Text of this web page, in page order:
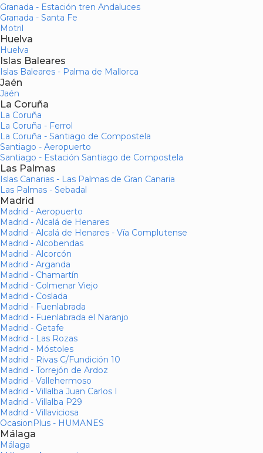
Granada - Estación tren Andaluces
Granada - Santa Fe
Motril
Huelva
Huelva
Islas Baleares
Islas Baleares - Palma de Mallorca
Jaén
Jaén
La Coruña
La Coruña
La Coruña - Ferrol
La Coruña - Santiago de Compostela
Santiago - Aeropuerto
Santiago - Estación Santiago de Compostela
Las Palmas
Islas Canarias - Las Palmas de Gran Canaria
Las Palmas - Sebadal
Madrid
Madrid - Aeropuerto
Madrid - Alcalá de Henares
Madrid - Alcalá de Henares - Vía Complutense
Madrid - Alcobendas
Madrid - Alcorcón
Madrid - Arganda
Madrid - Chamartín
Madrid - Colmenar Viejo
Madrid - Coslada
Madrid - Fuenlabrada
Madrid - Fuenlabrada el Naranjo
Madrid - Getafe
Madrid - Las Rozas
Madrid - Móstoles
Madrid - Rivas C/Fundición 10
Madrid - Torrejón de Ardoz
Madrid - Vallehermoso
Madrid - Villalba Juan Carlos I
Madrid - Villalba P29
Madrid - Villaviciosa
OcasionPlus - HUMANES
Málaga
Málaga